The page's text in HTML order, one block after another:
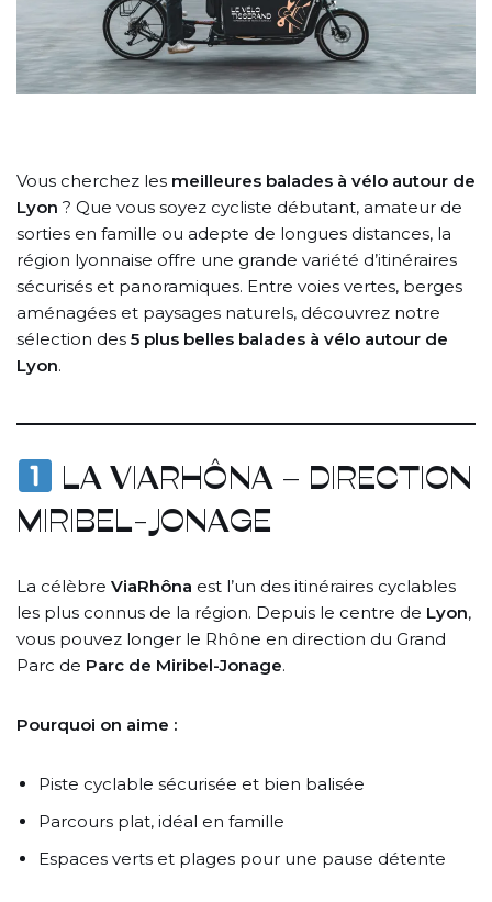
Vous cherchez les meilleures balades à vélo autour de
Lyon ? Que vous soyez cycliste débutant, amateur de
sorties en famille ou adepte de longues distances, la
région lyonnaise offre une grande variété d’itinéraires
sécurisés et panoramiques. Entre voies vertes, berges
aménagées et paysages naturels, découvrez notre
sélection des 5 plus belles balades à vélo autour de
Lyon.
LA VIARHÔNA – DIRECTION
MIRIBEL-JONAGE
La célèbre ViaRhôna est l’un des itinéraires cyclables
les plus connus de la région. Depuis le centre de Lyon,
vous pouvez longer le Rhône en direction du Grand
Parc de Parc de Miribel-Jonage.
Pourquoi on aime :
Piste cyclable sécurisée et bien balisée
Parcours plat, idéal en famille
Espaces verts et plages pour une pause détente